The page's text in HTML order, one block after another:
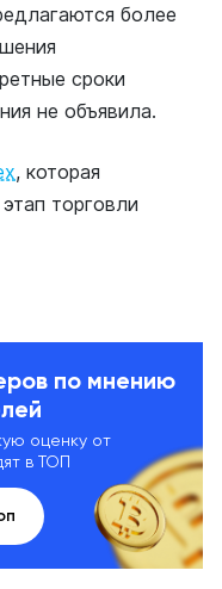
более
сроки
не объявила.
, которая
торговли
по мнению
оценку от
в ТОП